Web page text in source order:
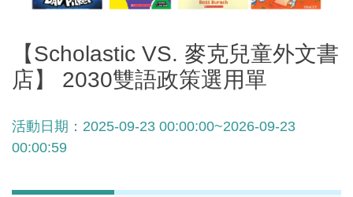
【Scholastic VS. 麥克兒童外文書
店】 2030雙語政策選用單
活動日期：2025-09-23 00:00:00~2026-09-23
00:00:59